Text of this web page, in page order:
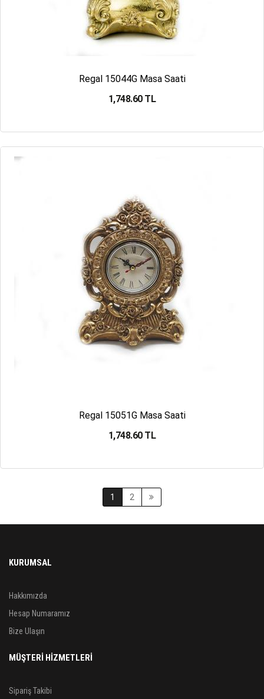
Regal 15044G Masa Saati
1,748.60 TL
Regal 15051G Masa Saati
1,748.60 TL
1 2
KURUMSAL
Hakkımızda
Hesap Numaramız
Bize Ulaşın
MÜŞTERİ HİZMETLERİ
Sipariş Takibi